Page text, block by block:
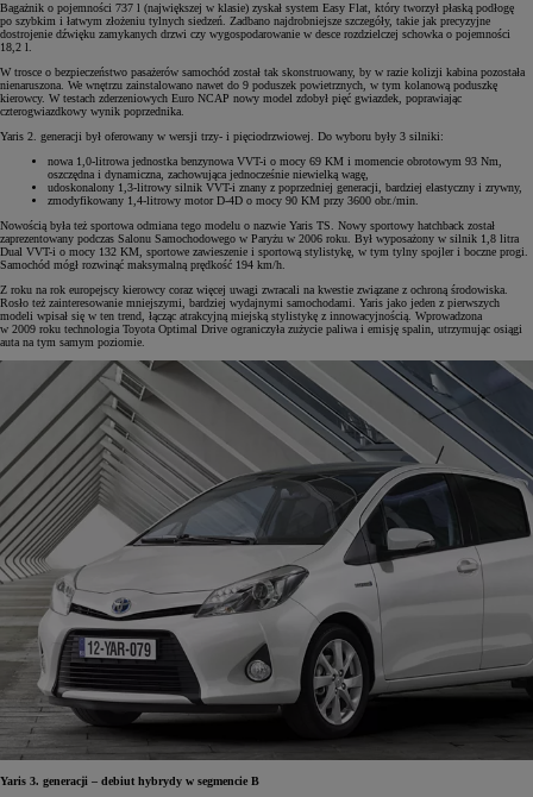
Bagażnik o pojemności 737 l (największej w klasie) zyskał system Easy Flat, który tworzył płaską podłogę
po szybkim i łatwym złożeniu tylnych siedzeń. Zadbano najdrobniejsze szczegóły, takie jak precyzyjne
dostrojenie dźwięku zamykanych drzwi czy wygospodarowanie w desce rozdzielczej schowka o pojemności
18,2 l.
W trosce o bezpieczeństwo pasażerów samochód został tak skonstruowany, by w razie kolizji kabina pozostała
nienaruszona. We wnętrzu zainstalowano nawet do 9 poduszek powietrznych, w tym kolanową poduszkę
kierowcy. W testach zderzeniowych Euro NCAP nowy model zdobył pięć gwiazdek, poprawiając
czterogwiazdkowy wynik poprzednika.
Yaris 2. generacji był oferowany w wersji trzy- i pięciodrzwiowej. Do wyboru były 3 silniki:
nowa 1,0-litrowa jednostka benzynowa VVT-i o mocy 69 KM i momencie obrotowym 93 Nm,
oszczędna i dynamiczna, zachowująca jednocześnie niewielką wagę,
udoskonalony 1,3-litrowy silnik VVT-i znany z poprzedniej generacji, bardziej elastyczny i zrywny,
zmodyfikowany 1,4-litrowy motor D-4D o mocy 90 KM przy 3600 obr./min.
Nowością była też sportowa odmiana tego modelu o nazwie Yaris TS. Nowy sportowy hatchback został
zaprezentowany podczas Salonu Samochodowego w Paryżu w 2006 roku. Był wyposażony w silnik 1,8 litra
Dual VVT-i o mocy 132 KM, sportowe zawieszenie i sportową stylistykę, w tym tylny spojler i boczne progi.
Samochód mógł rozwinąć maksymalną prędkość 194 km/h.
Z roku na rok europejscy kierowcy coraz więcej uwagi zwracali na kwestie związane z ochroną środowiska.
Rosło też zainteresowanie mniejszymi, bardziej wydajnymi samochodami. Yaris jako jeden z pierwszych
modeli wpisał się w ten trend, łącząc atrakcyjną miejską stylistykę z innowacyjnością. Wprowadzona
w 2009 roku technologia Toyota Optimal Drive ograniczyła zużycie paliwa i emisję spalin, utrzymując osiągi
auta na tym samym poziomie.
Yaris 3. generacji – debiut hybrydy w segmencie B